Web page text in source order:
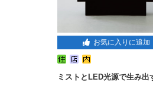
お気に入りに追加
ミストとLED光源で生み